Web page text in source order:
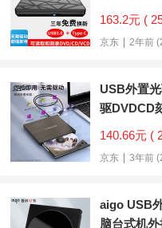
163.2元 (
京东 2年前
USB外置
驱DVDCD
140.66元 (
京东 3年前
aigo USB
脑台式机